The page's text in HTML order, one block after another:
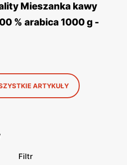
Mieszanka kawy
% arabica 1000 g -
ARTYKUŁY
Filtr